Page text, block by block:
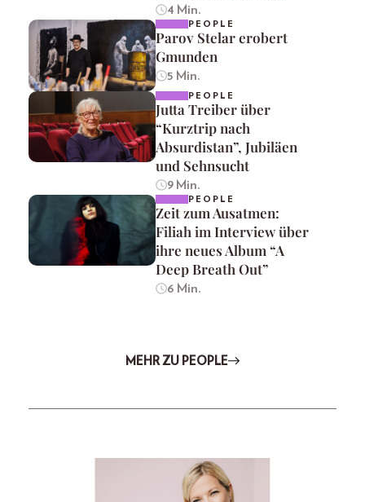
4 Min.
PEOPLE
Parov Stelar erobert
Gmunden
5 Min.
PEOPLE
Jutta Treiber über
“Kurztrip nach
Absurdistan”, Jubiläen
und Sehnsucht
9 Min.
PEOPLE
Zeit zum Ausatmen:
Filiah im Interview über
ihre neues Album “A
Deep Breath Out”
6 Min.
MEHR ZU PEOPLE